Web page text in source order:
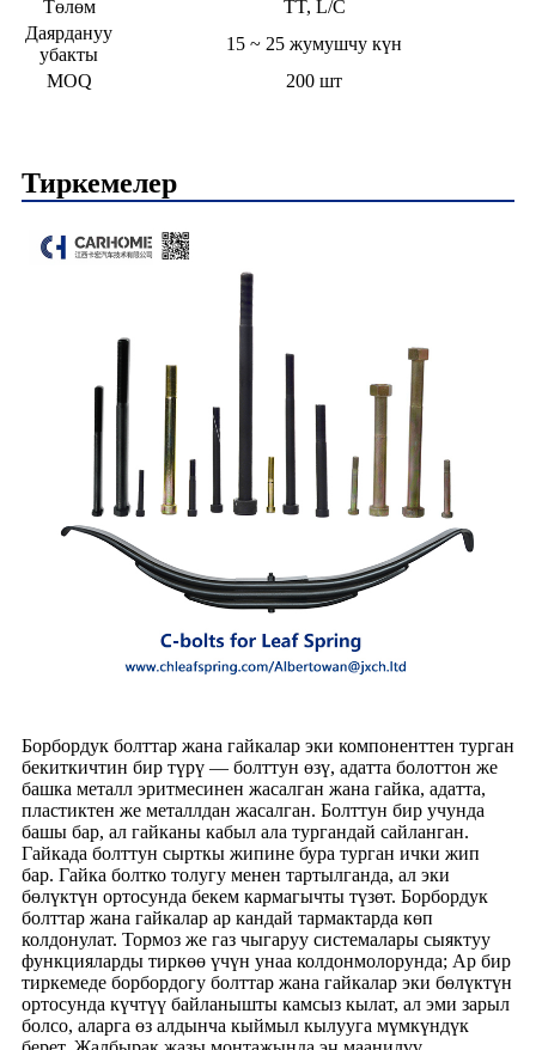
Төлөм
TT, L/C
Даярдануу
убакты
15 ~ 25 жумушчу күн
MOQ
200 шт
Тиркемелер
Борбордук болттар жана гайкалар эки компоненттен турган
бекиткичтин бир түрү — болттун өзү, адатта болоттон же
башка металл эритмесинен жасалган жана гайка, адатта,
пластиктен же металлдан жасалган. Болттун бир учунда
башы бар, ал гайканы кабыл ала тургандай сайланган.
Гайкада болттун сырткы жипине бура турган ички жип
бар. Гайка болтко толугу менен тартылганда, ал эки
бөлүктүн ортосунда бекем кармагычты түзөт. Борбордук
болттар жана гайкалар ар кандай тармактарда көп
колдонулат. Тормоз же газ чыгаруу системалары сыяктуу
функцияларды тиркөө үчүн унаа колдонмолорунда; Ар бир
тиркемеде борбордогу болттар жана гайкалар эки бөлүктүн
ортосунда күчтүү байланышты камсыз кылат, ал эми зарыл
болсо, аларга өз алдынча кыймыл кылууга мүмкүндүк